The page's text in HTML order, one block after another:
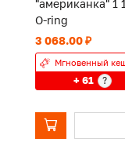
"американка" 1
O-ring
3 068.00 ₽
Мгновенный
+ 61 ?